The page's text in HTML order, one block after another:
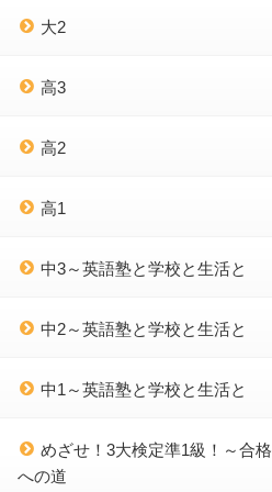
大2
高3
高2
高1
中3～英語塾と学校と生活と
中2～英語塾と学校と生活と
中1～英語塾と学校と生活と
めざせ！3大検定準1級！～合格
への道